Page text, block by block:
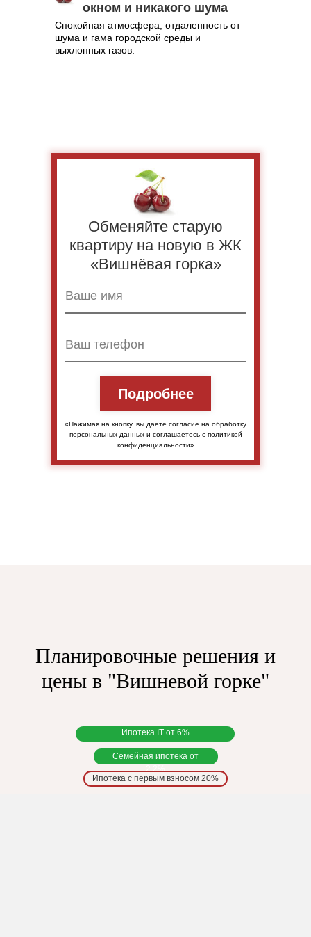
окном и никакого шума
Спокойная атмосфера, отдаленность от
шума и гама городской среды и
выхлопных газов.
Подробнее
«Нажимая на кнопку, вы даете согласие на обработку
персональных данных и соглашаетесь c политикой
конфиденциальности»
Обменяйте старую
квартиру на новую в ЖК
«Вишнёвая горка»
Планировочные решения и
цены в "Вишневой горке"
Ипотека IT от 6%
Ипотека с первым взносом 20%
Семейная ипотека от
2.2%